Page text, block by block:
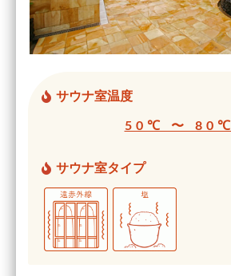
サウナ室温度
50℃ 〜 80℃
サウナ室タイプ